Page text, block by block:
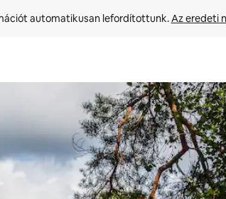
automatikusan lefordítottunk. Az eredeti